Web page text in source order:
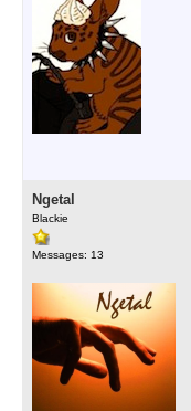
Ngetal
Blackie
Messages: 13